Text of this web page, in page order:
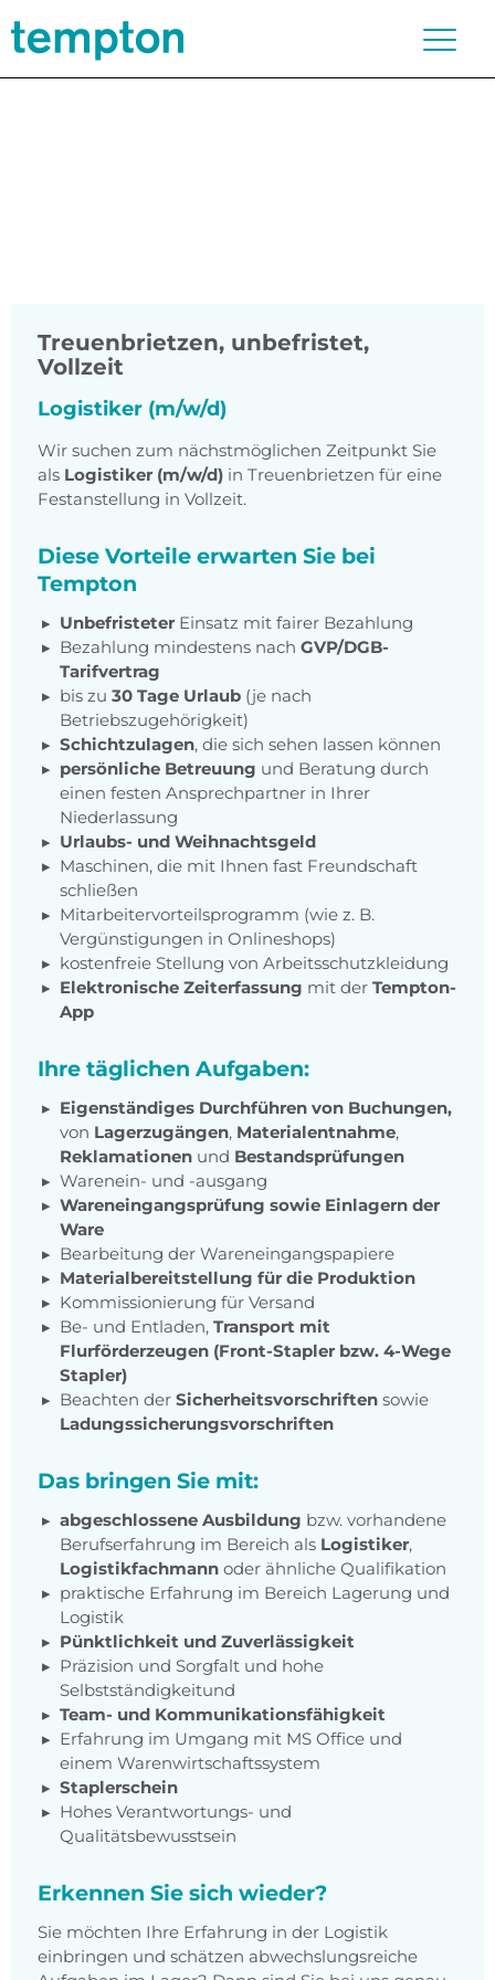
Treuenbrietzen, unbefristet,
Vollzeit
Logistiker (m/w/d)
Wir suchen zum nächstmöglichen Zeitpunkt Sie
als Logistiker (m/w/d) in Treuenbrietzen für eine
Festanstellung in Vollzeit.
Diese Vorteile erwarten Sie bei
Tempton
Unbefristeter Einsatz mit fairer Bezahlung
Bezahlung mindestens nach GVP/DGB-
Tarifvertrag
bis zu 30 Tage Urlaub (je nach
Betriebszugehörigkeit)
Schichtzulagen, die sich sehen lassen können
persönliche Betreuung und Beratung durch
einen festen Ansprechpartner in Ihrer
Niederlassung
Urlaubs- und Weihnachtsgeld
Maschinen, die mit Ihnen fast Freundschaft
schließen
Mitarbeitervorteilsprogramm (wie z. B.
Vergünstigungen in Onlineshops)
kostenfreie Stellung von Arbeitsschutzkleidung
Elektronische Zeiterfassung mit der Tempton-
App
Ihre täglichen Aufgaben:
Eigenständiges Durchführen von Buchungen,
von Lagerzugängen, Materialentnahme,
Reklamationen und Bestandsprüfungen
Warenein- und -ausgang
Wareneingangsprüfung sowie Einlagern der
Ware
Bearbeitung der Wareneingangspapiere
Materialbereitstellung für die Produktion
Kommissionierung für Versand
Be- und Entladen, Transport mit
Flurförderzeugen (Front-Stapler bzw. 4-Wege
Stapler)
Beachten der Sicherheitsvorschriften sowie
Ladungssicherungsvorschriften
Das bringen Sie mit:
abgeschlossene Ausbildung bzw. vorhandene
Berufserfahrung im Bereich als Logistiker,
Logistikfachmann oder ähnliche Qualifikation
praktische Erfahrung im Bereich Lagerung und
Logistik
Pünktlichkeit und Zuverlässigkeit
Präzision und Sorgfalt und hohe
Selbstständigkeitund
Team- und Kommunikationsfähigkeit
Erfahrung im Umgang mit MS Office und
einem Warenwirtschaftssystem
Staplerschein
Hohes Verantwortungs- und
Qualitätsbewusstsein
Erkennen Sie sich wieder?
Sie möchten Ihre Erfahrung in der Logistik
einbringen und schätzen abwechslungsreiche